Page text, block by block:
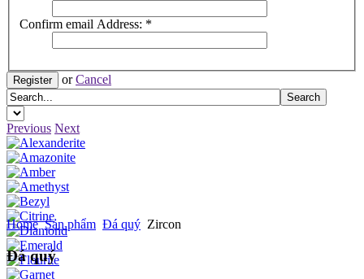
Confirm email Address: *
Register orCancel
Previous Next
Home Sản phẩm Đá quý Zircon
Đá quý